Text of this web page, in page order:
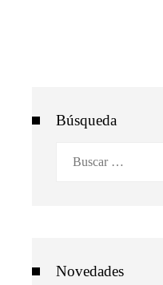
Búsqueda
Novedades